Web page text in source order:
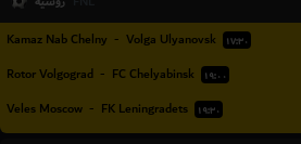
Kamaz Nab Chelny - Volga Ulyanovsk ۱۷:۳۰
Rotor Volgograd - FC Chelyabinsk ۱۹:۰۰
Veles Moscow - FK Leningradets ۱۹:۳۰